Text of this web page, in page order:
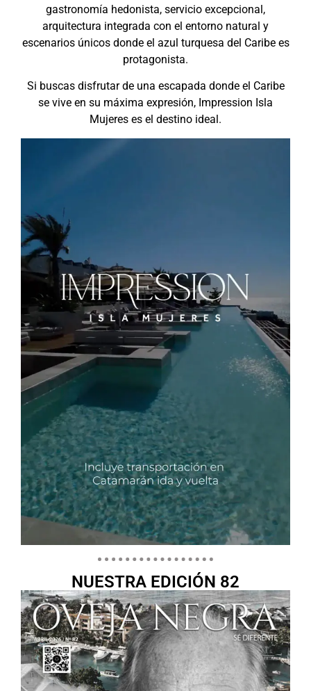
gastronomía hedonista, servicio excepcional,
arquitectura integrada con el entorno natural y
escenarios únicos donde el azul turquesa del Caribe es
protagonista.
Si buscas disfrutar de una escapada donde el Caribe
se vive en su máxima expresión, Impression Isla
Mujeres es el destino ideal.
NUESTRA EDICIÓN 82